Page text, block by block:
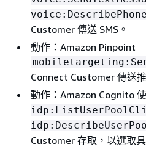
Customer 傳送 SMS。
動作：Amazon Pinpoint
Connect Customer 傳送
動作：Amazon Cognito
Customer 存取，以選取